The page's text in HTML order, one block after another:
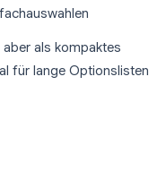
aber als kompaktes
für lange Optionslisten